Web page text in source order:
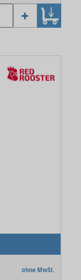
ohne MwSt.